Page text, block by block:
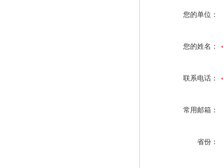
您的单位：
您的姓名：
联系电话：
常用邮箱：
省份：